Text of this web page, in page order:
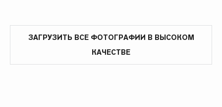
ЗАГРУЗИТЬ ВСЕ ФОТОГРАФИИ В ВЫСОКОМ
КАЧЕСТВЕ